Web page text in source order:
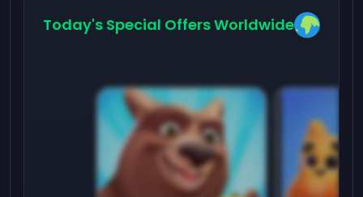
Today's Special Offers Worldwide